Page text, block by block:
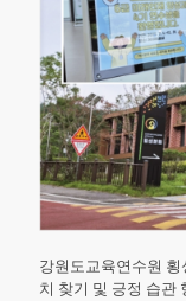
강원도교육연수원
치 찾기 및 긍정 습관